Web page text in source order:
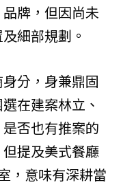
牌，但因尚未
細部規劃。
分，身兼鼎固
在建案林立、
否也有推案的
提及美式餐廳
，意味有深耕當